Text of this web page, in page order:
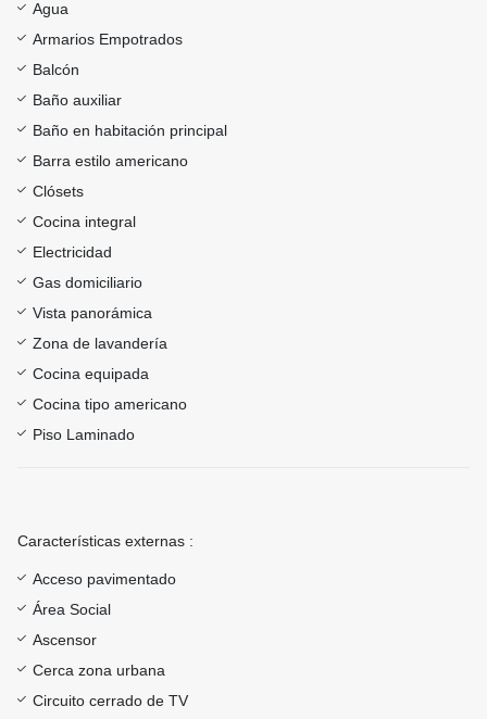
Agua
Armarios Empotrados
Balcón
Baño auxiliar
Baño en habitación principal
Barra estilo americano
Clósets
Cocina integral
Electricidad
Gas domiciliario
Vista panorámica
Zona de lavandería
Cocina equipada
Cocina tipo americano
Piso Laminado
Características externas :
Acceso pavimentado
Área Social
Ascensor
Cerca zona urbana
Circuito cerrado de TV